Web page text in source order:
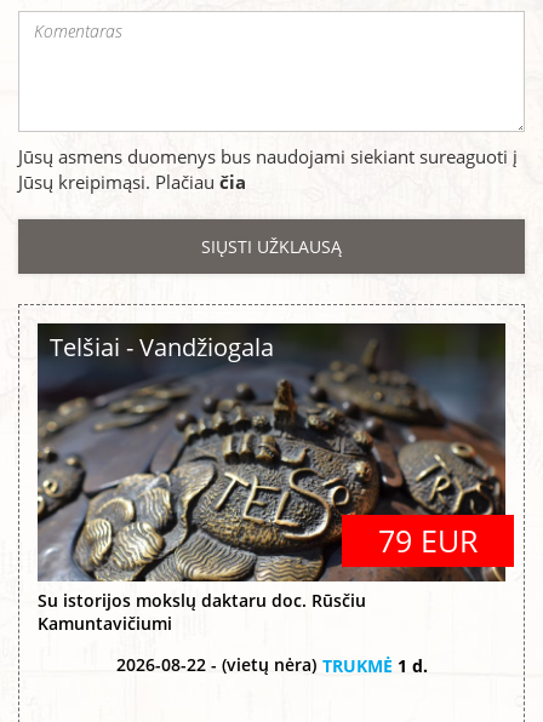
Jūsų asmens duomenys bus naudojami siekiant sureaguoti į
Jūsų kreipimąsi. Plačiau čia
Telšiai - Vandžiogala
79 EUR
Su istorijos mokslų daktaru doc. Rūsčiu
Kamuntavičiumi
2026-08-22 - (vietų nėra) TRUKMĖ 1 d.